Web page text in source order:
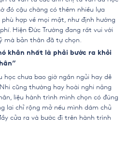
đó cậu chàng có thêm nhiều lựa
hợp về mọi mặt, như định hướng
Hiện Đức Trường đang rất vui với
mà bản thân đã tự chọn.
khăn nhất là phải bước ra khỏi
học chưa bao giờ ngắn ngủi hay dễ
cũng thường hay hoài nghi năng
liệu hành trình mình chọn có đúng
lai chỉ rộng mở nếu mình dám chủ
cửa ra và bước đi trên hành trình